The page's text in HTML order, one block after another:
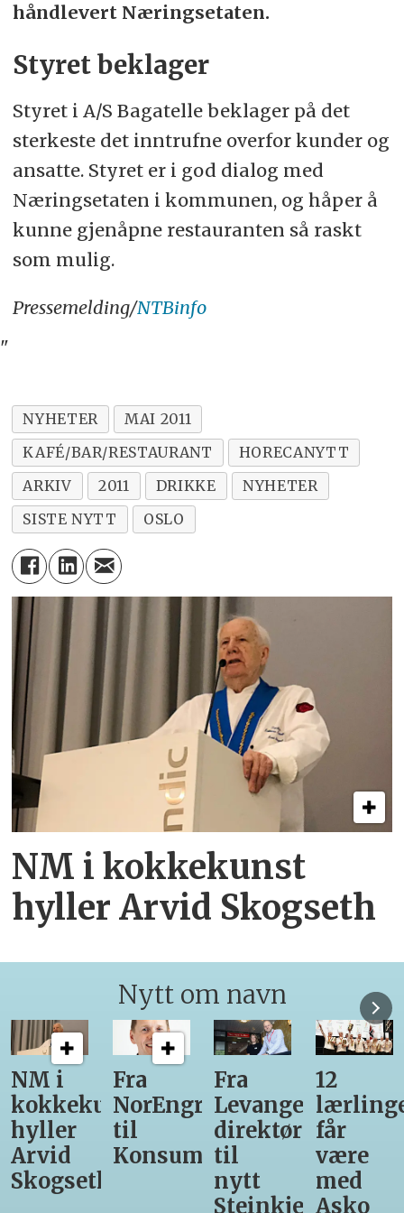
håndlevert Næringsetaten.
Styret beklager
Styret i A/S Bagatelle beklager på det
sterkeste det inntrufne overfor kunder og
ansatte. Styret er i god dialog med
Næringsetaten i kommunen, og håper å
kunne gjenåpne restauranten så raskt
som mulig.
Pressemelding/NTBinfo
"
NYHETER
MAI 2011
KAFÉ/BAR/RESTAURANT
HORECANYTT
ARKIV
2011 DRIKKE
NYHETER
SISTE NYTT
OSLO
NM i kokkekunst
hyller Arvid Skogseth
Nytt om navn
Fra
NorEngros
til
Konsumgruppen
Fra
Levanger-
direktør
til
Steinkjer-
12
lærlinger
får
være
med
Asko
Fra
til
Matprat